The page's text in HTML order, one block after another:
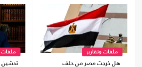
ملفات وتقارير
هل خرجت مصر من حلف
ملفات